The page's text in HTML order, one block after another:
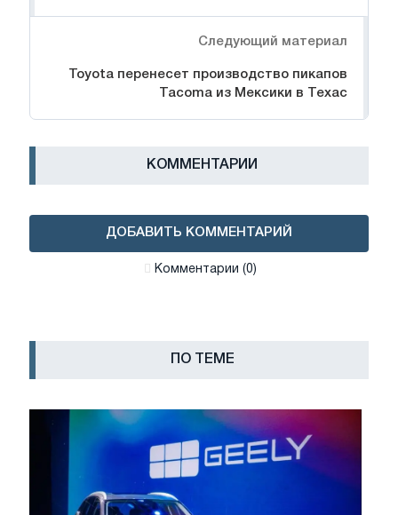
Следующий материал
Toyota перенесет производство пикапов
Tacoma из Мексики в Техас
КОММЕНТАРИИ
ДОБАВИТЬ КОММЕНТАРИЙ
Комментарии (0)
ПО ТЕМЕ